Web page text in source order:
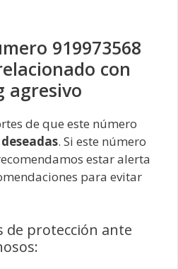
919973568
con
agresivo
de que este número
. Si este número
estar alerta
para evitar
de protección ante